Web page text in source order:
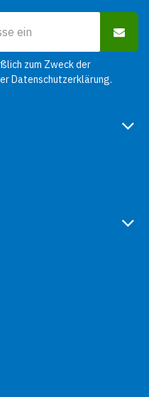
zum Zweck der
Datenschutzerklärung.